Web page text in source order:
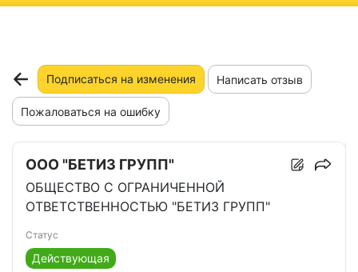
Подписаться на изменения Написать отзыв
Пожаловаться на ошибку
ООО "БЕТИЗ ГРУПП"
ОБЩЕСТВО С ОГРАНИЧЕННОЙ
ОТВЕТСТВЕННОСТЬЮ "БЕТИЗ ГРУПП"
Статус
Действующая